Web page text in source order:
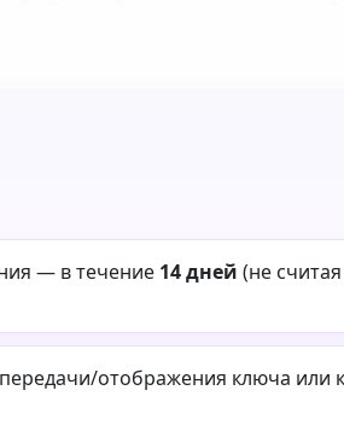
— в течение 14 дней (не
отображения ключа или